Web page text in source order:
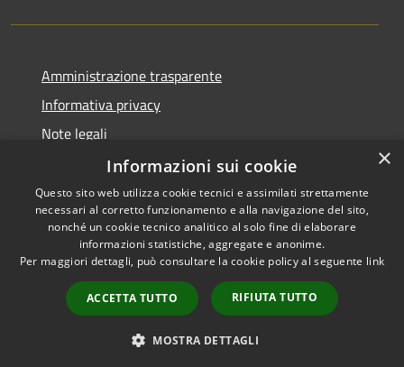
Amministrazione trasparente
Informativa privacy
Note legali
Dichiarazione di accessibilità
RSS
Accessibilità
Copyright © 2026 • Comune di
byMunicipium
Accesso
redazione
×
Informazioni sui cookie
Questo sito web utilizza cookie tecnici e assimilati strettamente
necessari al corretto funzionamento e alla navigazione del sito,
nonché un cookie tecnico analitico al solo fine di elaborare
informazioni statistiche, aggregate e anonime.
Per maggiori dettagli, può consultare la cookie policy al seguente link
ACCETTA TUTTO RIFIUTA TUTTO
MOSTRA DETTAGLI